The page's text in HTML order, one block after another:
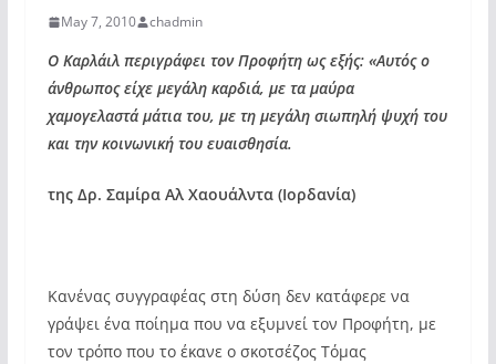
May 7, 2010 chadmin
Ο Καρλάιλ περιγράφει τον Προφήτη ως εξής: «Αυτός ο
άνθρωπος είχε μεγάλη καρδιά, με τα μαύρα
χαμογελαστά μάτια του, με τη μεγάλη σιωπηλή ψυχή του
και την κοινωνική του ευαισθησία.
της Δρ. Σαμίρα Αλ Χαουάλντα (Ιορδανία)
Κανένας συγγραφέας στη δύση δεν κατάφερε να
γράψει ένα ποίημα που να εξυμνεί τον Προφήτη, με
τον τρόπο που το έκανε ο σκοτσέζος Τόμας